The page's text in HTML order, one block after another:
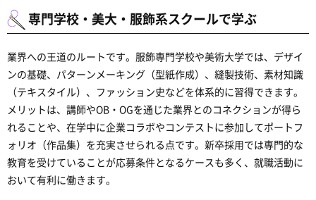
専門学校・美大・服飾系スクールで学ぶ
業界への王道のルートです。服飾専門学校や美術大学では、デザイ
ンの基礎、パターンメーキング（型紙作成）、縫製技術、素材知識
（テキスタイル）、ファッション史などを体系的に習得できます。
メリットは、講師やOB・OGを通じた業界とのコネクションが得ら
れることや、在学中に企業コラボやコンテストに参加してポートフ
ォリオ（作品集）を充実させられる点です。新卒採用では専門的な
教育を受けていることが応募条件となるケースも多く、就職活動に
おいて有利に働きます。